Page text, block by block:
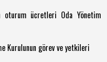
oturum ücretleri Oda Yönetim
Kurulunun görev ve yetkileri